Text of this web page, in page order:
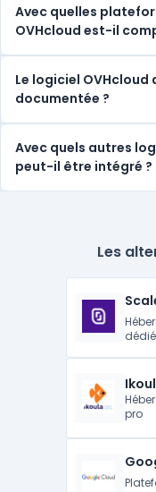
Avec quelles
OVHcloud est-il
Le logiciel OVHcloud
documentée ?
Avec quels autres
peut-il être intégré ?
Les
pro